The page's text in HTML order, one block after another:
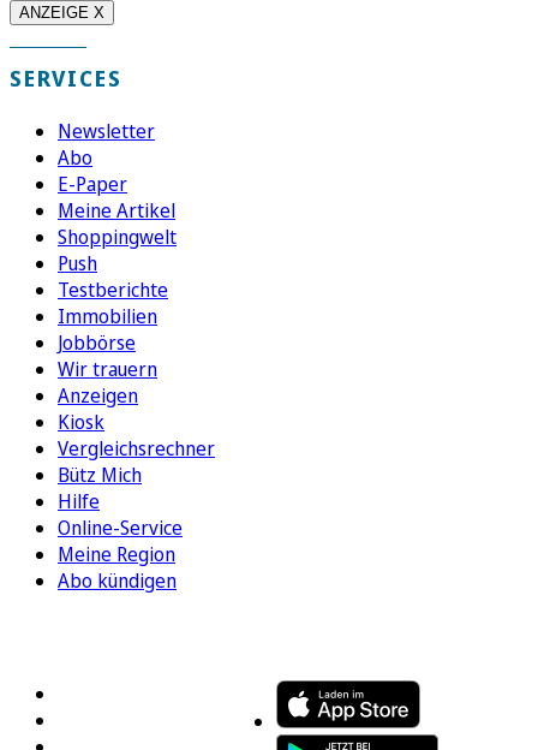
ANZEIGE X
SERVICES
Newsletter
Abo
E-Paper
Meine Artikel
Shoppingwelt
Push
Testberichte
Immobilien
Jobbörse
Wir trauern
Anzeigen
Kiosk
Vergleichsrechner
Bütz Mich
Hilfe
Online-Service
Meine Region
Abo kündigen